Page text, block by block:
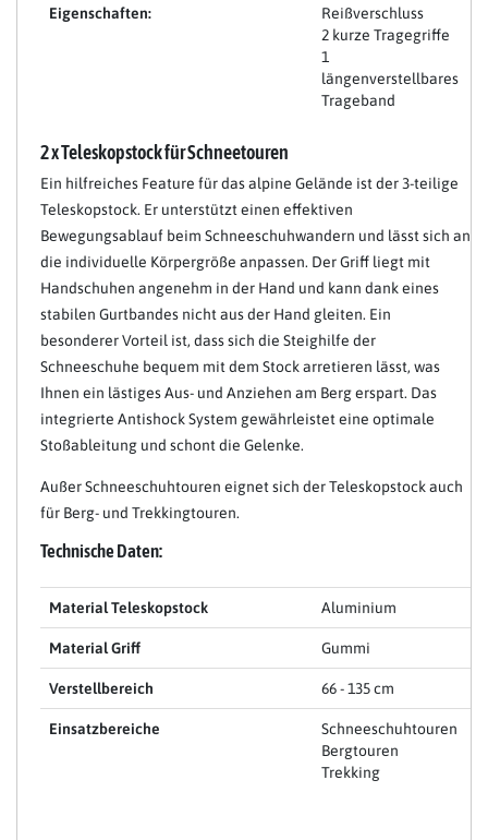
Eigenschaften:
Reißverschluss
2 kurze Tragegriffe
1
längenverstellbares
Trageband
2 x Teleskopstock für Schneetouren
Ein hilfreiches Feature für das alpine Gelände ist der 3-teilige
Teleskopstock. Er unterstützt einen effektiven
Bewegungsablauf beim Schneeschuhwandern und lässt sich an
die individuelle Körpergröße anpassen. Der Griff liegt mit
Handschuhen angenehm in der Hand und kann dank eines
stabilen Gurtbandes nicht aus der Hand gleiten. Ein
besonderer Vorteil ist, dass sich die Steighilfe der
Schneeschuhe bequem mit dem Stock arretieren lässt, was
Ihnen ein lästiges Aus- und Anziehen am Berg erspart. Das
integrierte Antishock System gewährleistet eine optimale
Stoßableitung und schont die Gelenke.
Außer Schneeschuhtouren eignet sich der Teleskopstock auch
für Berg- und Trekkingtouren.
Technische Daten:
Material Teleskopstock Aluminium
Material Griff Gummi
Verstellbereich 66 - 135 cm
Einsatzbereiche
Schneeschuhtouren
Bergtouren
Trekking